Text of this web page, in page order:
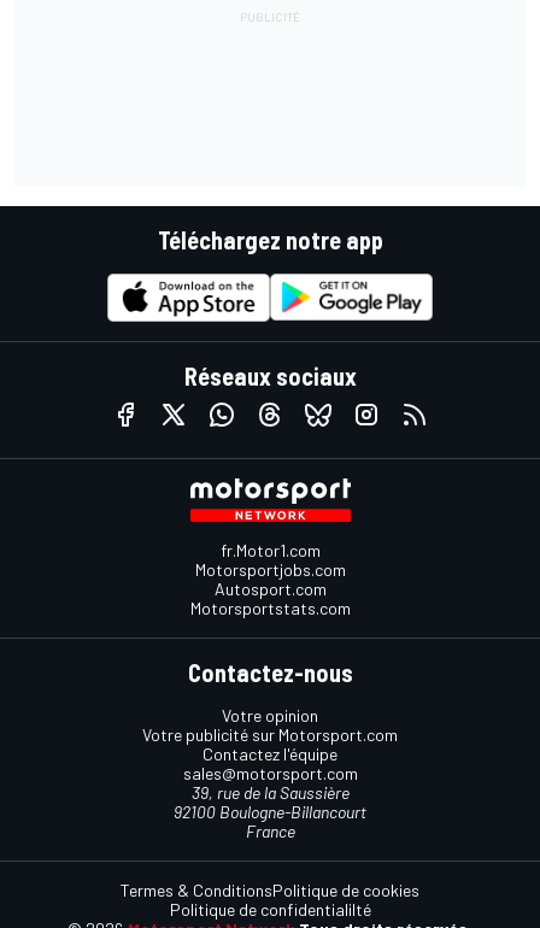
Téléchargez notre app
Réseaux sociaux
fr.Motor1.com
Motorsportjobs.com
Autosport.com
Motorsportstats.com
Contactez-nous
Votre opinion
Votre publicité sur Motorsport.com
Contactez l'équipe
sales@motorsport.com
39, rue de la Saussière
92100 Boulogne-Billancourt
France
Termes & ConditionsPolitique de cookies
Politique de confidentialilté